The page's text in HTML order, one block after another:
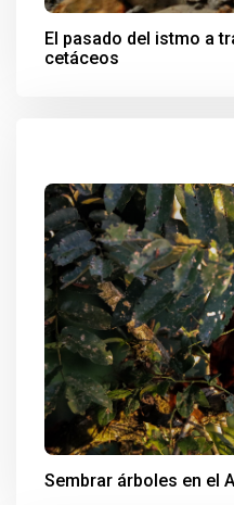
El pasado del istmo a
cetáceos
Sembrar árboles en el